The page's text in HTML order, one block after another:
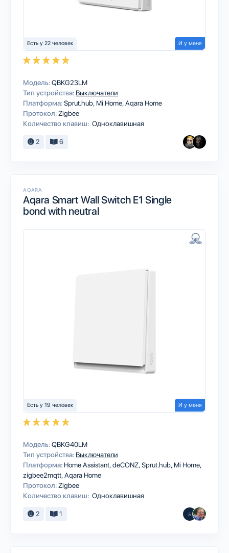
Есть у 22 человек И у меня
Модель:QBKG23LM
Тип устройства: Выключатели
Платформа:Sprut.hub Mi HomeAqara Home
Протокол: Zigbee
Количество клавиш: Одноклавишная
2 6
AQARA
Aqara Smart Wall Switch E1 Single
bond with neutral
Есть у 19 человек И у меня
Модель:QBKG40LM
Тип устройства: Выключатели
Платформа: Home AssistantdeCONZSprut.hub Mi Home
zigbee2mqttAqara Home
Протокол: Zigbee
Количество клавиш: Одноклавишная
2 1